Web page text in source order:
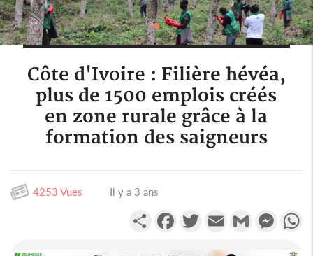
Côte d'Ivoire : Filière hévéa,
plus de 1500 emplois créés
en zone rurale grâce à la
formation des saigneurs
4253 Vues Il y a 3 ans
PartagerFacebookTwitterEmail Gmail